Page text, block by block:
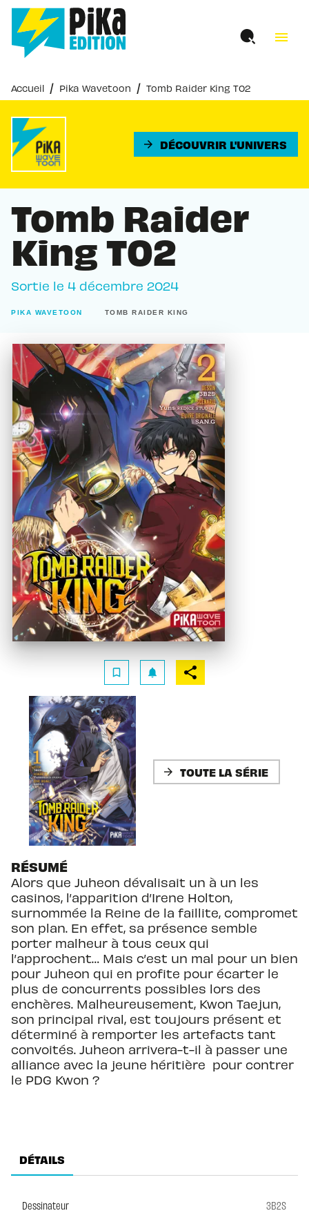
MENU RECHERCHE
PIED DE PAGE
menu
Accueil / Pika Wavetoon / Tomb Raider King T02
arrow_forward DÉCOUVRIR L'UNIVERS
Tomb Raider
King T02
Sortie le 4 décembre 2024
PIKA WAVETOON TOMB RAIDER KING
bookmark_border notifications
arrow_forward TOUTE LA SÉRIE
RÉSUMÉ
Alors que Juheon dévalisait un à un les
casinos, l’apparition d’Irene Holton,
surnommée la Reine de la faillite, compromet
son plan. En effet, sa présence semble
porter malheur à tous ceux qui
l’approchent… Mais c’est un mal pour un bien
pour Juheon qui en profite pour écarter le
plus de concurrents possibles lors des
enchères. Malheureusement, Kwon Taejun,
son principal rival, est toujours présent et
déterminé à remporter les artefacts tant
convoités. Juheon arrivera-t-il à passer une
alliance avec la jeune héritière pour contrer
le PDG Kwon ?
DÉTAILS
Dessinateur
3B2S